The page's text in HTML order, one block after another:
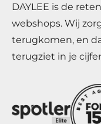
DAYLEE is de
webshops. Wij
terugkomen, en
terugziet in je